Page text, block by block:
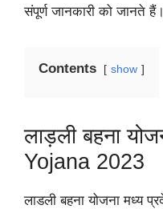
संपूर्ण जानकारी को जानते
Contents show
लाड़ली बहना
Yojana 2023
लाडली बहना योजना मध्य